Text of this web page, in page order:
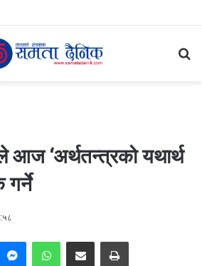
आज ‘अर्थतन्त्रको यथार्थ
गर्ने